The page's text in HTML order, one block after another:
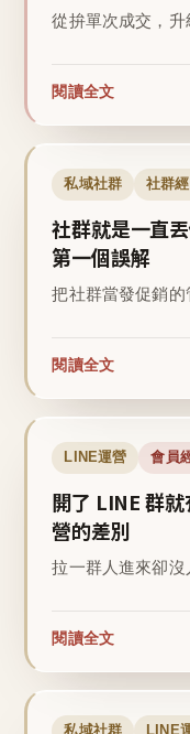
從拚單次成交，升
閱讀全文
私域社群 社群
社群就是一直
第一個誤解
把社群當發促銷的
閱讀全文
LINE運營 會員
開了 LINE 群
營的差別
拉一群人進來卻沒
閱讀全文